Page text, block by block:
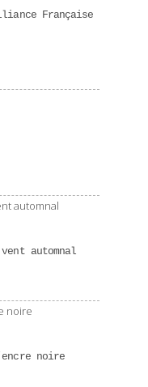
Française
automnal
noire